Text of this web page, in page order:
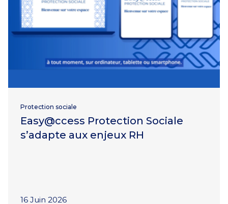
Protection sociale
Easy@ccess Protection Sociale
s’adapte aux enjeux RH
16 Juin 2026